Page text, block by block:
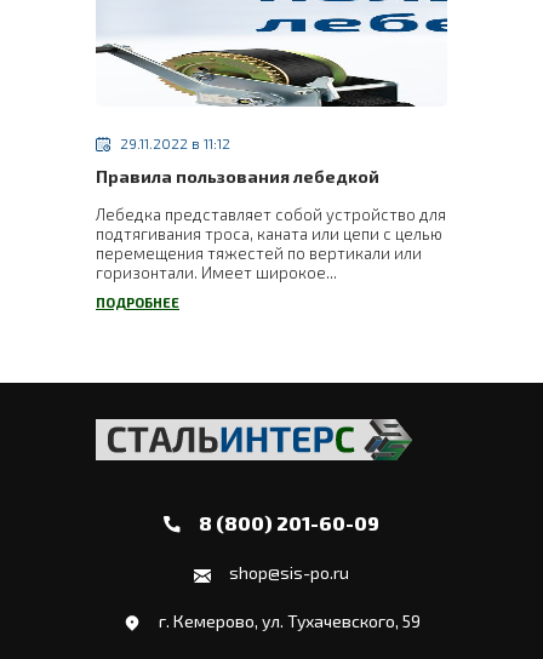
29.11.2022 в 11:12
Правила пользования лебедкой
Лебедка представляет собой устройство для
подтягивания троса, каната или цепи с целью
перемещения тяжестей по вертикали или
горизонтали. Имеет широкое...
ПОДРОБНЕЕ
8 (800) 201-60-09
shop@sis-po.ru
г. Кемерово, ул. Тухачевского, 59